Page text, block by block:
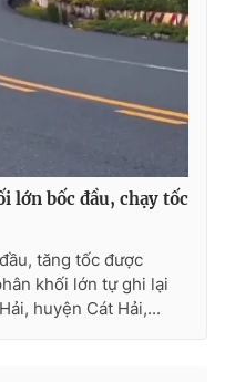
Thể thao
lòng Việt
lớn bốc đầu, chạy tốc
tăng tốc được
khối lớn tự ghi lại
huyện Cát Hải,...